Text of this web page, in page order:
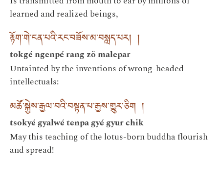
learned and realized beings,
རྟོག་གེ་ངན་པའི་རང་བཟོས་མ་བསླད་པར། །
tokgé ngenpé rang zö malepar
Untainted by the inventions of wrong-headed
intellectuals:
མཚོ་སྐྱེས་རྒྱལ་བའི་བསྟན་པ་རྒྱས་གྱུར་ཅིག །
tsokyé gyalwé tenpa gyé gyur chik
May this teaching of the lotus-born buddha flourish
and spread!